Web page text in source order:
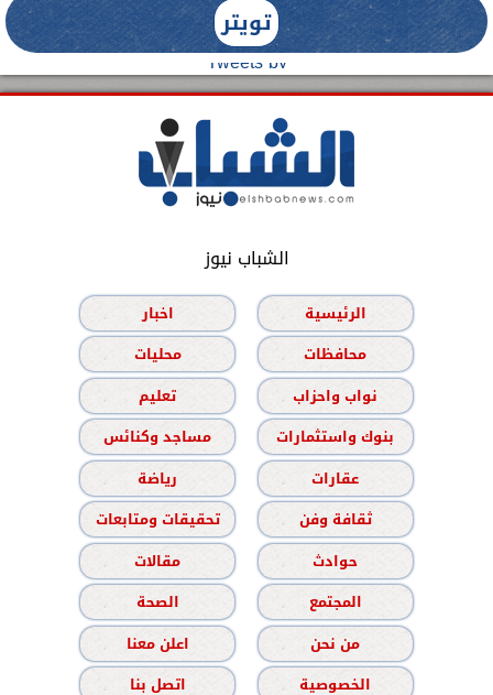
تويتر
Tweets by
الشباب نيوز
الرئيسية
اخبار
محافظات
محليات
نواب واحزاب
تعليم
بنوك واستثمارات
مساجد وكنائس
عقارات
رياضة
ثقافة وفن
تحقيقات ومتابعات
حوادث
مقالات
المجتمع
الصحة
من نحن
اعلن معنا
الخصوصية
اتصل بنا